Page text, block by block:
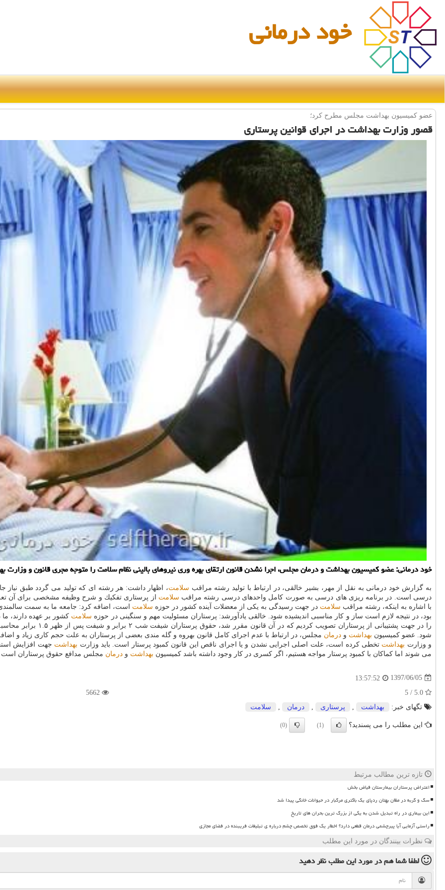
خود درمانی
عضو كمیسیون بهداشت مجلس مطرح كرد؛
قصور وزارت بهداشت در اجرای قوانین پرستاری
خود درمانی: عضو كمیسیون بهداشت و درمان مجلس، اجرا نشدن قانون ارتقای بهره وری نیروهای بالینی نظام سلامت را متوجه مجری قانون و
به گزارش خود درمانی به نقل از مهر، بشیر خالقی، در ارتباط با تولید رشته مراقب سلامت
درسی است. در برنامه ریزی های درسی به صورت كامل واحدهای درسی رشته مراقب سلامت از پرستاری تفكیك و شرح وظیفه مشخصی برای آن
با اشاره به اینكه، رشته مراقب سلامت در جهت رسیدگی به یكی از معضلات آینده كشور در حوزه سلامت است، اضافه كرد: جامعه ما به سمت
بود، در نتیجه لازم است ساز و كار مناسبی اندیشیده شود. خالقی یادآورشد: پرستاران مسئولیت مهم و سنگینی در حوزه سلامت كشور بر عهده دارند،
را در جهت پشتیبانی از
شود. عضو كمیسیون بهداشت و درمان مجلس، در ارتباط با عدم اجرای كامل قانون بهروه و گله مندی بعضی از پرستاران به علت حجم كاری زیاد و
و وزارت بهداشت تخطی كرده است، علت اصلی اجرایی نشدن و یا اجرای ناقص این قانون كمبود پرستار است. باید وزارت بهداشت جهت افزایش
می شوند اما كماكان با كمبود پرستار مواجه هستیم، اگر كسری در كار وجود داشته باشد كمیسیون بهداشت و درمان مجلس مدافع حقوق پرستاران است
1397/06/05
13:57:52
تگهای خبر:
بهداشت پرستاری درمان سلامت
این مطلب را می پسندید؟ (1)
(0)
تازه ترین مطالب مرتبط
اعتراض پرستاران بیمارستان فیاض بخش
سگ و گربه در مظان بهتان ردپای یک باکتری مرگبار در حیوانات خانگی پیدا شد
این بیماری در راه تبدیل شدن به یکی از بزرگ ترین بحران های تاریخ
راستی آزمایی آیا پیرچشمی درمان قطعی دارد؟ اخطار یک فوق تخصص چشم درباره ی تبلیغات فریبنده در فضای مجازی
نظرات بینندگان در مورد این مطلب
لطفا شما همدر مورد این مطلبنظر دهید